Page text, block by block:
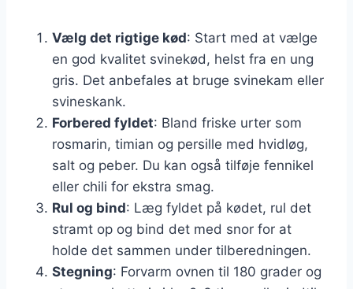
Vælg det rigtige kød: Start med at vælge
en god kvalitet svinekød, helst fra en ung
gris. Det anbefales at bruge svinekam eller
svineskank.
Forbered fyldet: Bland friske urter som
rosmarin, timian og persille med hvidløg,
salt og peber. Du kan også tilføje fennikel
eller chili for ekstra smag.
Rul og bind: Læg fyldet på kødet, rul det
stramt op og bind det med snor for at
holde det sammen under tilberedningen.
Stegning: Forvarm ovnen til 180 grader og